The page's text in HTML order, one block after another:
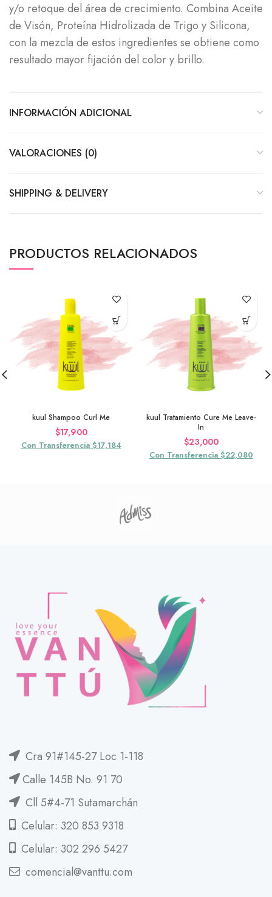
y/o retoque del área de crecimiento. Combina Aceite
de Visón, Proteína Hidrolizada de Trigo y Silicona,
con la mezcla de estos ingredientes se obtiene como
resultado mayor fijación del color y brillo.
INFORMACIÓN ADICIONAL
VALORACIONES (0)
SHIPPING & DELIVERY
PRODUCTOS RELACIONADOS
kuul Shampoo Curl Me
$17,900
Con Transferencia $17,184
kuul Tratamiento Cure Me Leave-
In
$23,000
Con Transferencia $22,080
Cra 91#145-27 Loc 1-118
Calle 145B No. 91 70
Cll 5#4-71 Sutamarchán
Celular: 320 853 9318
Celular: 302 296 5427
comencial@vanttu.com